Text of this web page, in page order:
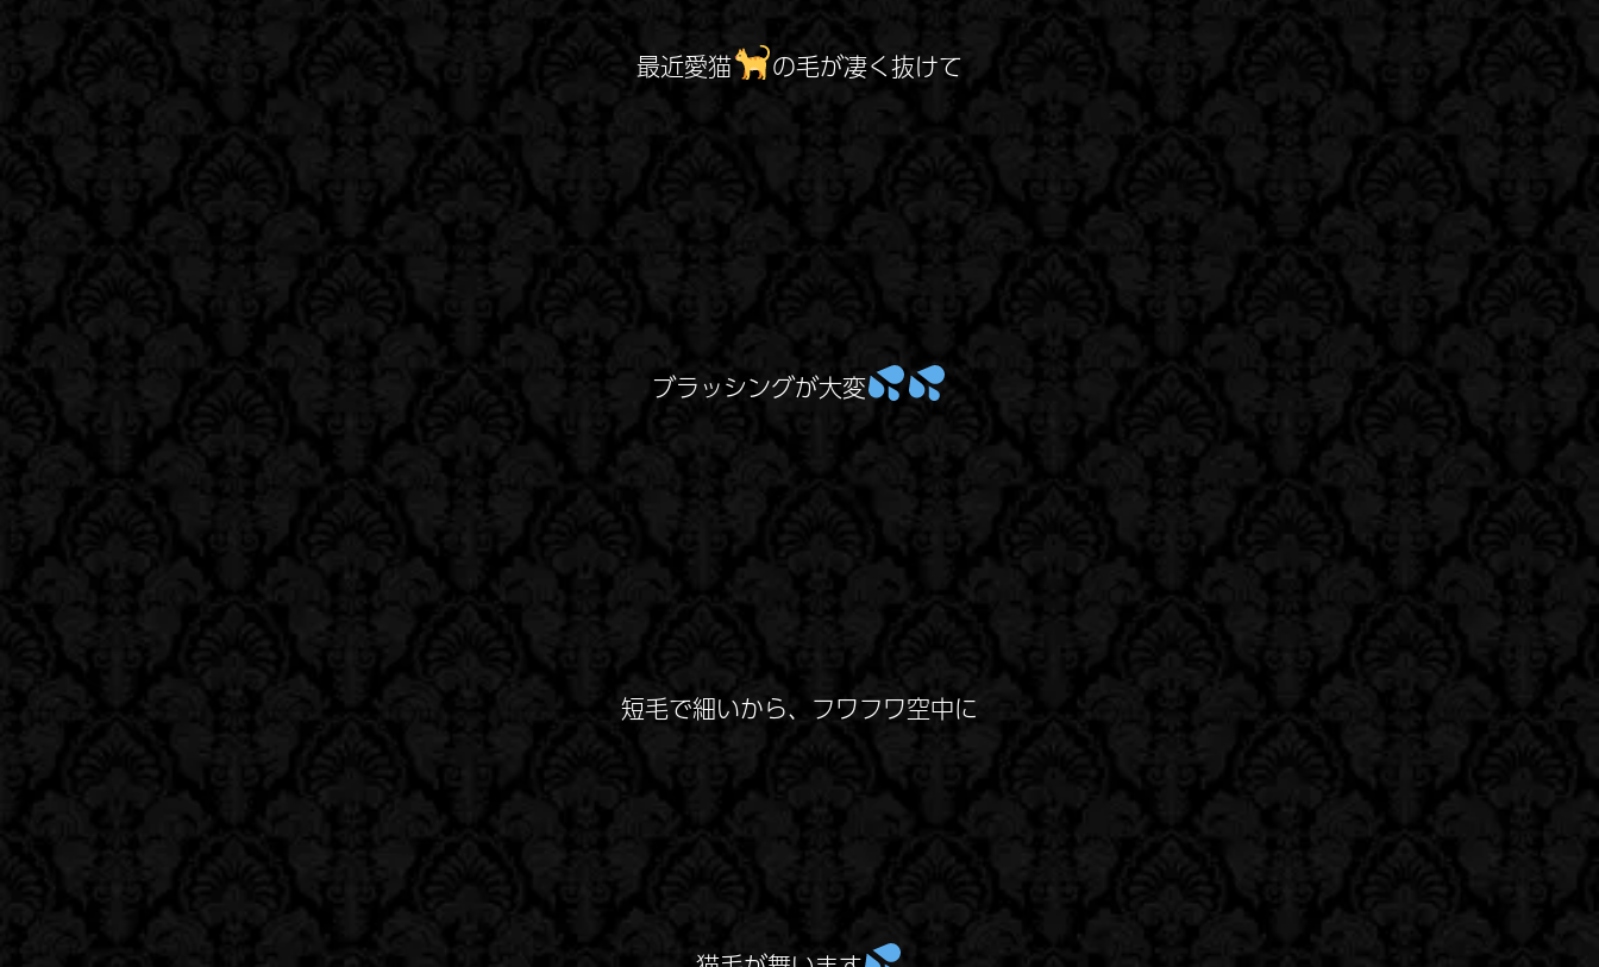
最近愛猫 の毛が凄く抜けて
ブラッシングが大変
短毛で細いから、フワフワ空中に